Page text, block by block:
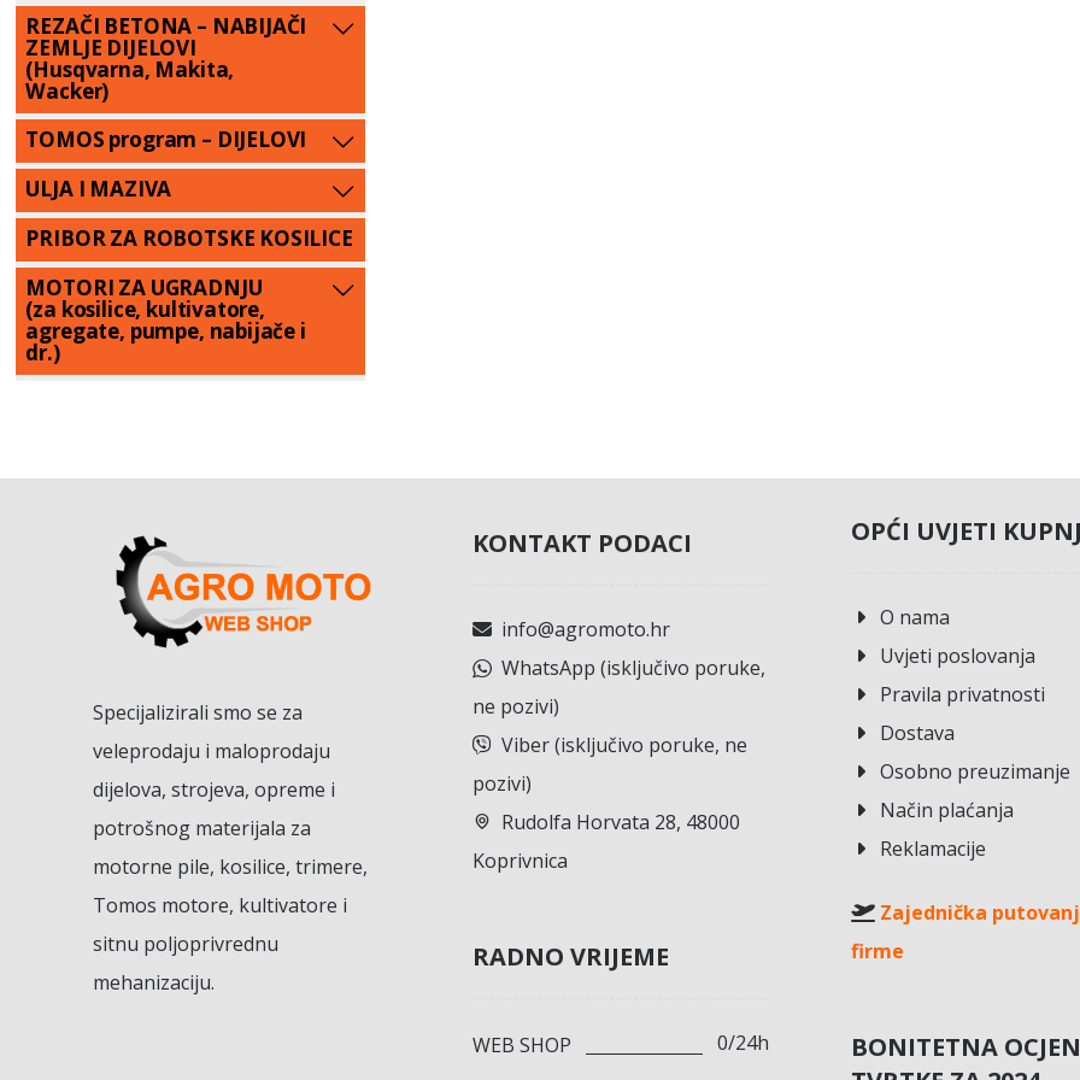
REZAČI BETONA – NABIJAČI
ZEMLJE DIJELOVI
(Husqvarna, Makita,
Wacker)
TOMOS program – DIJELOVI
ULJA I MAZIVA
PRIBOR ZA ROBOTSKE KOSILICE
MOTORI ZA UGRADNJU
(za kosilice, kultivatore,
agregate, pumpe, nabijače i
dr.)
Specijalizirali smo se za
veleprodaju i maloprodaju
dijelova, strojeva, opreme i
potrošnog materijala za
motorne pile, kosilice, trimere,
Tomos motore, kultivatore i
sitnu poljoprivrednu
mehanizaciju.
KONTAKT PODACI
info@agromoto.hr
WhatsApp (isključivo poruke,
ne pozivi)
Viber (isključivo poruke, ne
pozivi)
Rudolfa Horvata 28, 48000
Koprivnica
RADNO VRIJEME
WEB SHOP 0/24h
OPĆI UVJETI
O nama
Uvjeti poslovanja
Pravila privatnosti
Dostava
Osobno preuzimanje
Način plaćanja
Reklamacije
Zajednička
firme
BONITETNA